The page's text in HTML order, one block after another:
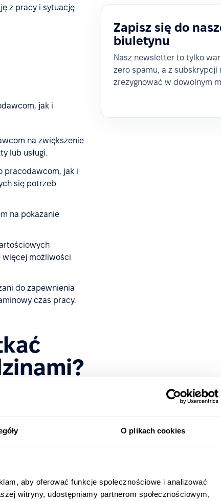
O plikach cookies
aby oferować funkcje społecznościowe i analizować
witryny, udostępniamy partnerom społecznościowym,
z pracy i sytuację
jak i
na zwiększenie
lub usługi.
pracodawcom, jak i
się potrzeb
na pokazanie
więcej możliwości
do zapewnienia
czas pracy.
dla specjalistów ds.
nadgodzinami
twierdząc, że
rozliczania
może to
na produktywność i
Zapisz się do
biuletynu
Nasz newsletter to tylko
zero spamu, a z subskrypcji
zrezygnować w dowolnym